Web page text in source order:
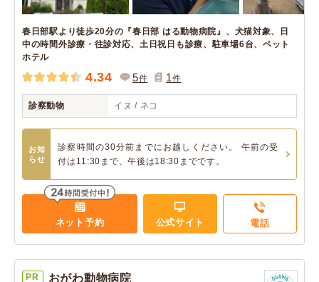
春日部駅より徒歩20分の『春日部 はる動物病院』、犬猫対象、日
中の時間外診療・往診対応、土日祝日も診療、駐車場6台、ペット
ホテル
4.34 5件 1件
診察動物 イヌ / ネコ
お知
らせ
診察時間の30分前までにお越しください。 午前の受
付は11:30まで、午後は18:30までです。
ネット予約 公式サイト 電話
PR おがわ動物病院